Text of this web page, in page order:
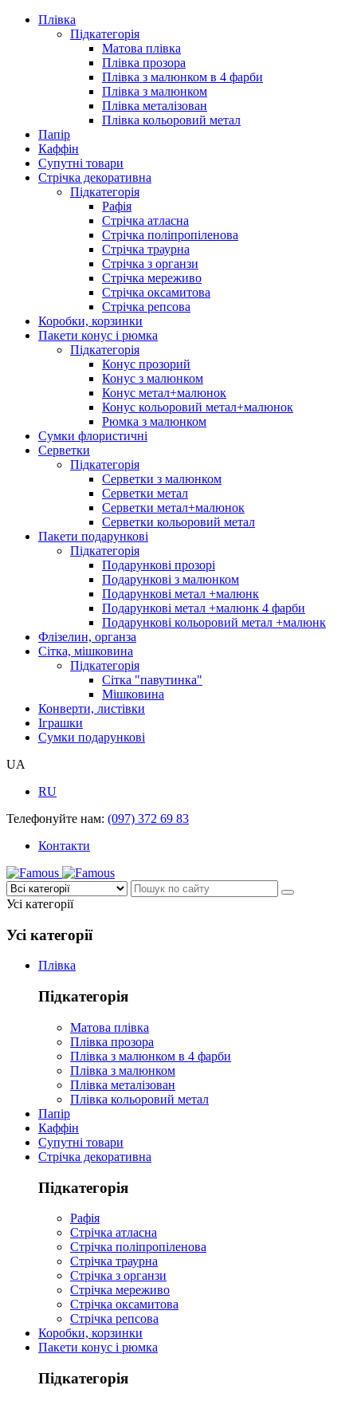
Плівка
Підкатегорія
Матова плівка
Плівка прозора
Плівка з малюнком в 4 фарби
Плівка з малюнком
Плівка металізован
Плівка кольоровий метал
Папір
Каффін
Супутні товари
Стрічка декоративна
Підкатегорія
Рафія
Стрічка атласна
Стрічка поліпропіленова
Стрічка траурна
Стрічка з органзи
Стрічка мереживо
Стрічка оксамитова
Стрічка репсова
Коробки, корзинки
Пакети конус і рюмка
Підкатегорія
Конус прозорий
Конус з малюнком
Конус метал+малюнок
Конус кольоровий метал+малюнок
Рюмка з малюнком
Сумки флористичні
Серветки
Підкатегорія
Серветки з малюнком
Серветки метал
Серветки метал+малюнок
Серветки кольоровий метал
Пакети подарункові
Підкатегорія
Подарункові прозорі
Подарункові з малюнком
Подарункові метал +малюнк
Подарункові метал +малюнк 4 фарби
Подарункові кольоровий метал +малюнк
Флізелин, органза
Сітка, мішковина
Підкатегорія
Сітка "павутинка"
Мішковина
Конверти, листівки
Іграшки
Сумки подарункові
UA
RU
Телефонуйте нам: (097) 372 69 83
Контакти
Усі категорії
Усі категорії
Плівка
Підкатегорія
Матова плівка
Плівка прозора
Плівка з малюнком в 4 фарби
Плівка з малюнком
Плівка металізован
Плівка кольоровий метал
Папір
Каффін
Супутні товари
Стрічка декоративна
Підкатегорія
Рафія
Стрічка атласна
Стрічка поліпропіленова
Стрічка траурна
Стрічка з органзи
Стрічка мереживо
Стрічка оксамитова
Стрічка репсова
Коробки, корзинки
Пакети конус і рюмка
Підкатегорія